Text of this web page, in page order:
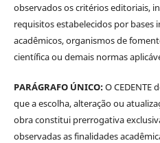
observados os critérios editoriais,
requisitos estabelecidos por bases
acadêmicos, organismos de
científica ou demais normas
PARÁGRAFO ÚNICO:O CEDENTE
que a escolha, alteração ou
obra constitui prerrogativa
observadas as finalidades